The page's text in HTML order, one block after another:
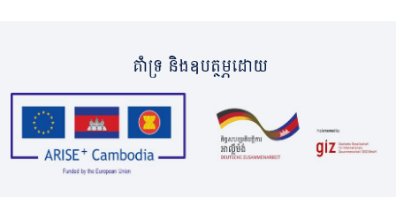
គាំទ្រ និងឧបត្ថម្ភដោយ